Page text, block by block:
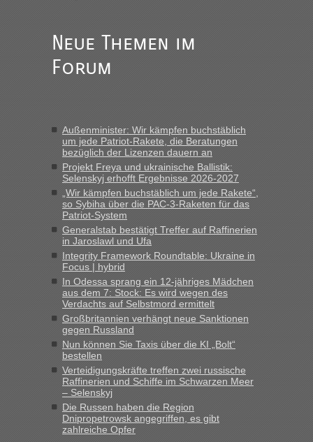
Milliarden aufgedeckt
„Kein Zoll. Du musst an sich nur sagen dass das privat ist
und du nicht damit handeln willst. So lange das nicht
gebrauchter Kleidung beim Zoll
„Hallo Leute, ich weiß nicht, ob ich hier richtig bin mit meiner
Anfrage. Ich möchte 4 Umzugskartons mit gebrauchter
Straßen Kleidung bei der Einreise in die Ukraine
mitnehmen. Es ist gebrauchte Kleidung...“
Berichte und Reisetipps • Re: An welchem
Grenzübergang zwischen Polen und der Ukraine geht es am
schnellsten?
„Wir sind mit unserem Wohnmobil, wie geplant am Montag
15.6. in Krakovets rüber. Sehr zeitig los gegen 5 Uhr in der
Früh. Mit sehr sehr wenig Verkehr, super bis zur Grenze. Nur
8 PKW vor der Schranke....“
Berichte und Reisetipps • Re: An welchem
Grenzübergang zwischen Polen und der Ukraine geht es am
schnellsten?
„Gestern 6 Stunden warten vor der Grenze Richtung Polen
in Krakowez mit dem Kleinbus. Abfertigung ging dann
schnell da auch Passagiere mit EU-Pass dabei waren“
Bernd D-UAinBerichte und Reisetipps • Re: An welchem
Neue Themen im
Forum
Außenminister: Wir kämpfen buchstäblich
um jede Patriot-Rakete, die Beratungen
bezüglich der Lizenzen dauern an
Projekt Freya und ukrainische Ballistik:
Selenskyj erhofft Ergebnisse 2026-2027
„Wir kämpfen buchstäblich um jede Rakete“,
so Sybiha über die PAC-3-Raketen für das
Patriot-System
Generalstab bestätigt Treffer auf Raffinerien
in Jaroslawl und Ufa
Integrity Framework Roundtable: Ukraine in
Focus | hybrid
In Odessa sprang ein 12-jähriges Mädchen
aus dem 7: Stock: Es wird wegen des
Verdachts auf Selbstmord ermittelt
Großbritannien verhängt neue Sanktionen
gegen Russland
Nun können Sie Taxis über die KI „Bolt“
bestellen
Verteidigungskräfte treffen zwei russische
Raffinerien und Schiffe im Schwarzen Meer
– Selenskyj
Die Russen haben die Region
Dnipropetrowsk angegriffen, es gibt
zahlreiche Opfer